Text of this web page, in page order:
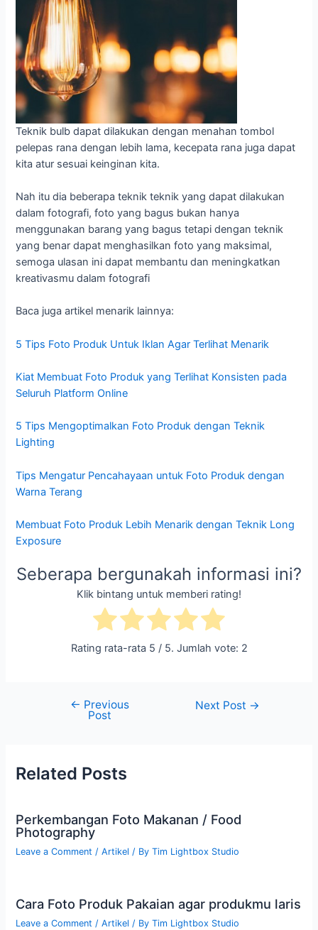
Teknik bulb dapat dilakukan dengan menahan tombol
pelepas rana dengan lebih lama, kecepata rana juga dapat
kita atur sesuai keinginan kita.
Nah itu dia beberapa teknik teknik yang dapat dilakukan
dalam fotografi, foto yang bagus bukan hanya
menggunakan barang yang bagus tetapi dengan teknik
yang benar dapat menghasilkan foto yang maksimal,
semoga ulasan ini dapat membantu dan meningkatkan
kreativasmu dalam fotografi
Baca juga artikel menarik lainnya:
5 Tips Foto Produk Untuk Iklan Agar Terlihat Menarik
Kiat Membuat Foto Produk yang Terlihat Konsisten pada
Seluruh Platform Online
5 Tips Mengoptimalkan Foto Produk dengan Teknik
Lighting
Tips Mengatur Pencahayaan untuk Foto Produk dengan
Warna Terang
Membuat Foto Produk Lebih Menarik dengan Teknik Long
Exposure
Seberapa bergunakah informasi ini?
Klik bintang untuk memberi rating!
Rating rata-rata 5 / 5. Jumlah vote: 2
← Previous
Post
Next Post →
Related Posts
Perkembangan Foto Makanan / Food
Photography
Leave a Comment /Artikel / ByTim Lightbox Studio
Cara Foto Produk Pakaian agar produkmu laris
Leave a Comment /Artikel / ByTim Lightbox Studio